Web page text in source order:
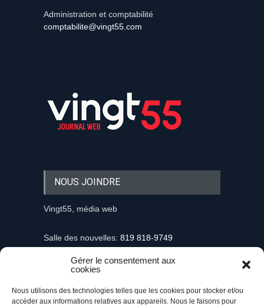
Gérer le consentement aux
cookies
Nous utilisons des technologies telles que les cookies pour stocker et/ou
accéder aux informations relatives aux appareils. Nous le faisons pour
Administration et comptabilité
comptabilite@vingt55.com
NOUS JOINDRE
Vingt55, média web
Salle des nouvelles: 819 818-9749
Information et demandes publicitaires